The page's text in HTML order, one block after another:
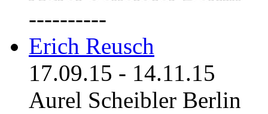
----------
Erich Reusch
17.09.15 - 14.11.15
Aurel Scheibler Berlin